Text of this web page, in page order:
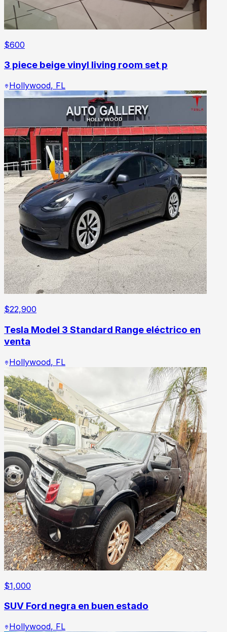
$600
3 piece beige vinyl living room set p
Hollywood, FL
$22,900
Tesla Model 3 Standard Range eléctrico en
venta
Hollywood, FL
$1,000
SUV Ford negra en buen estado
Hollywood, FL